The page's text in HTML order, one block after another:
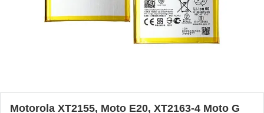
Motorola XT2155, Moto E20, XT2163-4 Moto G